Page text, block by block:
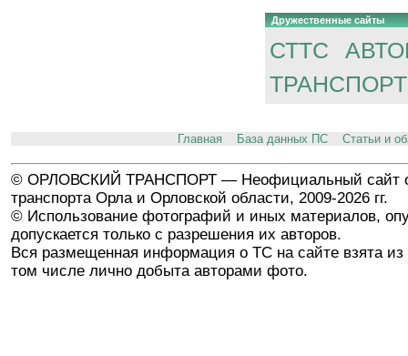
Дружественные сайты
СТТС
ТРАНСПОРТ
Главная База данных ПС Статьи и
© ОРЛОВСКИЙ ТРАНСПОРТ — Неофициальный сайт
транспорта Орла и Орловской области, 2009-2026 гг.
© Использование фотографий и иных материалов,
допускается только с разрешения их авторов.
Вся размещенная информация о ТС на сайте взята из
том числе лично добыта авторами фото.